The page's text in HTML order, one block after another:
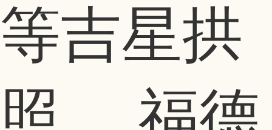
等吉星拱
照。 福德